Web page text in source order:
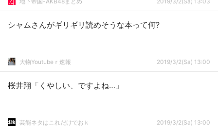
シャムさんがギリギリ読めそうな本って何?
大物Youtubeｒ速報 2019/3/2(Sa) 13:00
桜井翔「くやしい、ですよね…」
芸能ネタはこれだけでおｋ 2019/3/2(Sa) 13:00